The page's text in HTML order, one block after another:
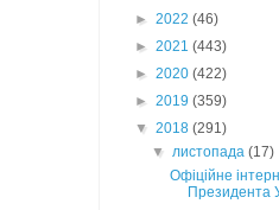
► 2022 (46)
► 2021 (443)
► 2020 (422)
► 2019 (359)
▼ 2018 (291)
▼листопада(17)
Офіційне
Президента